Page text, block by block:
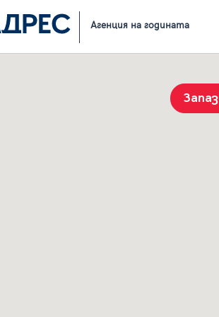
Агенция на годината
Резултати от търсене